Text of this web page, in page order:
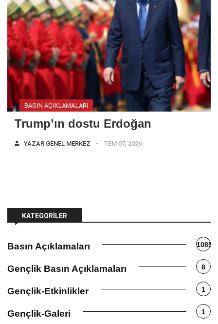
BASIN AÇIKLAMALARI
Trump’ın dostu Erdoğan
YAZAR GENEL MERKEZ TEM 07, 2026
KATEGORILER
Basın Açıklamaları 1085
Gençlik Basın Açıklamaları 8
Gençlik-Etkinlikler 1
Gençlik-Galeri 1